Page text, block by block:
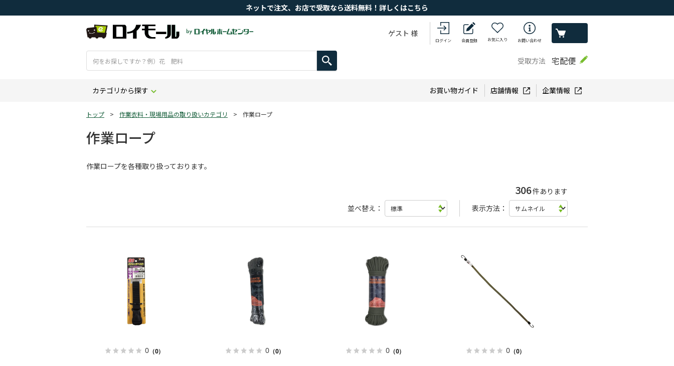
ネットで注文、お店で受取なら送料無料！詳しくはこちら
ゲスト 様
ログイン 会員登録 お気に入り お問い合わせ
受取方法 宅配便
カテゴリから探す お買い物ガイド 店舗情報 企業情報
トップ > 作業衣料・現場用品の取り扱いカテゴリ > 作業ロープ
作業ロープ
作業ロープを各種取り扱っております。
306件あります
並べ替え：
表示方法：
0（0） 0（0） 0（0） 0（0）